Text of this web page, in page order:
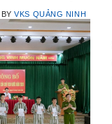
BYVKS QUẢNG NINH